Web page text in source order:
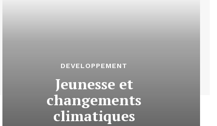
DEVELOPPEMENT
Jeunesse et
changements
climatiques